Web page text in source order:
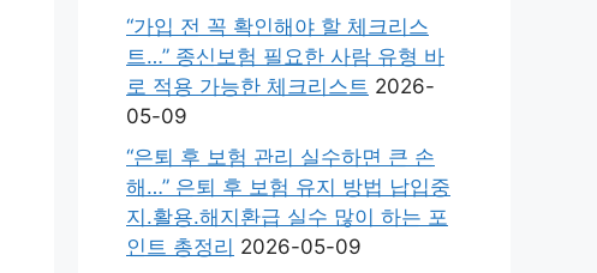
“가입 전 꼭 확인해야 할 체크리스
트…” 종신보험 필요한 사람 유형 바
로 적용 가능한 체크리스트 2026-
05-09
“은퇴 후 보험 관리 실수하면 큰 손
해…” 은퇴 후 보험 유지 방법 납입중
지.활용.해지환급 실수 많이 하는 포
인트 총정리 2026-05-09